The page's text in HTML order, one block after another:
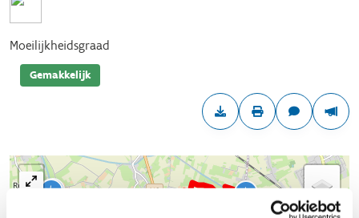
Moeilijkheidsgraad
Gemakkelijk